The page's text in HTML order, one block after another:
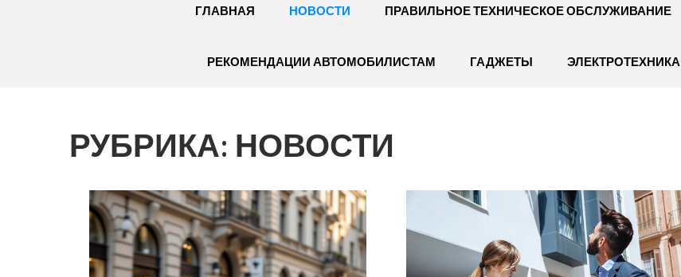
ГЛАВНАЯ НОВОСТИ ПРАВИЛЬНОЕ ТЕХНИЧЕСКОЕ ОБСЛУЖИВАНИЕ
РЕКОМЕНДАЦИИ АВТОМОБИЛИСТАМ ГАДЖЕТЫ ЭЛЕКТРОТЕХНИКА
РУБРИКА: НОВОСТИ